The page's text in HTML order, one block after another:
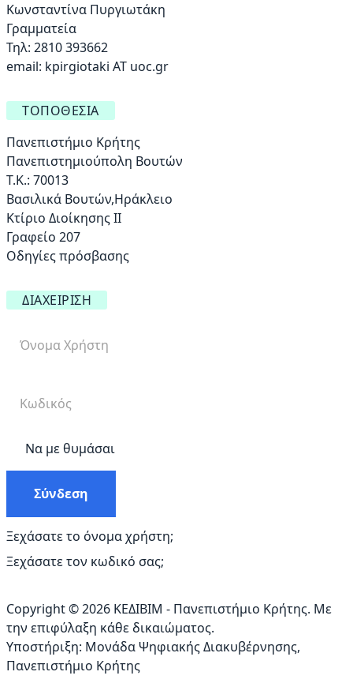
Κωνσταντίνα Πυργιωτάκη
Γραμματεία
Τηλ: 2810 393662
email: kpirgiotaki AT uoc.gr
ΤΟΠΟΘΕΣΊΑ
Πανεπιστήμιο Κρήτης
Πανεπιστημιούπολη Βουτών
Τ.Κ.: 70013
Βασιλικά Βουτών,Ηράκλειο
Κτίριο Διοίκησης ΙΙ
Γραφείο 207
Οδηγίες πρόσβασης
ΔΙΑΧΕΊΡΙΣΗ
Να με θυμάσαι
Σύνδεση
Ξεχάσατε το όνομα χρήστη;
Ξεχάσατε τον κωδικό σας;
Copyright © 2026 ΚΕΔΙΒΙΜ - Πανεπιστήμιο Κρήτης. Με
την επιφύλαξη κάθε δικαιώματος.
Υποστήριξη: Μονάδα Ψηφιακής Διακυβέρνησης,
Πανεπιστήμιο Κρήτης